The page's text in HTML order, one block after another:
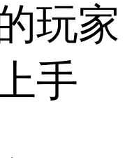
玩家
手